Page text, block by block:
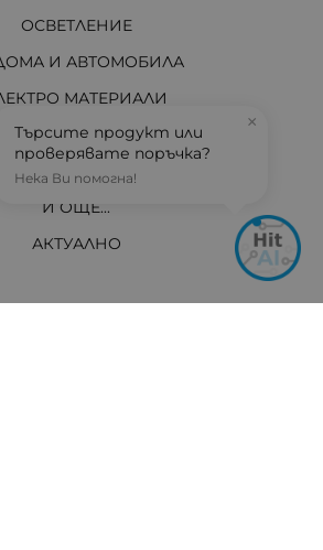
ОСВЕТЛЕНИЕ
И АВТОМОБИЛА
МАТЕРИАЛИ
ЗА ВАС ТЕХНИЦИ
НА ЕНЕРГИЯ
И ОЩЕ...
АКТУАЛНО
Контакти
×
Търсите продукт или
проверявате поръчка?
Нека Ви помогна!